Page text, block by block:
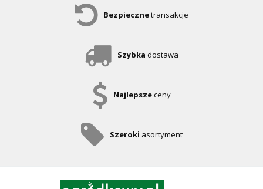
Bezpiecznetransakcje
Szybka dostawa
Najlepszeceny
Szeroki asortyment